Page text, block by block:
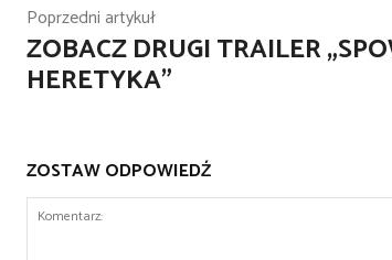
Poprzedni artykuł
ZOBACZ DRUGI TRAILER
HERETYKA”
ZOSTAW ODPOWIEDŹ